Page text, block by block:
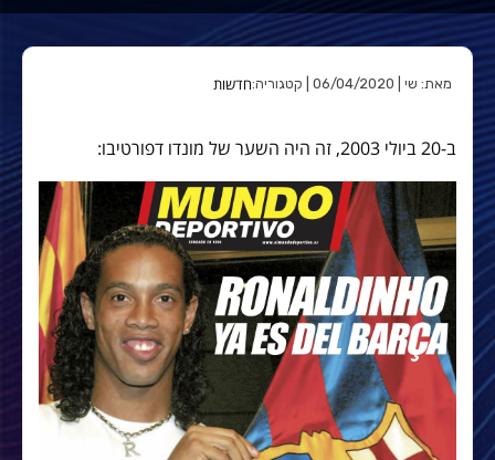
מאת: שי | 06/04/2020 | קטגוריה: חדשות
ב-20 ביולי 2003, זה היה השער של מונדו דפורטיבו: